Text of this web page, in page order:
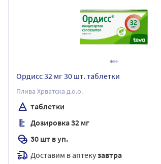
Ордисс 32 мг 30 шт. таблетки
Плива Хрватска д.о.о.
таблетки
Дозировка 32 мг
30 шт в уп.
Доставим в аптекузавтра